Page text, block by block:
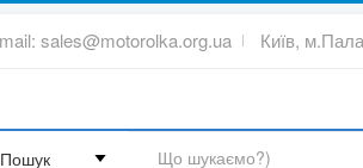
sales@motorolka.org.ua Київ,